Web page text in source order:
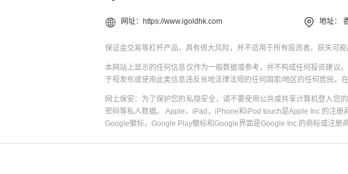
网址： https://www.igoldhk.com 地址：
保证金交易等杠杆产品，具有很大风险，并不适用于所有投资者。损失可
本网站上显示的任何信息仅作为一般数据或参考，并不构成任何投资建议
于视发布或使用此类信息违反当地法律法规的任何国家/地区的任何居民。
网上保安：为了保护您的私隐安全，请不要使用公共或共享计算机登入您
密码等私人数据。 Apple，iPad，iPhone和iPod touch是Apple Inc.的注
Google徽标，Google Play徽标和Google界面是Google Inc.的商标或注册商